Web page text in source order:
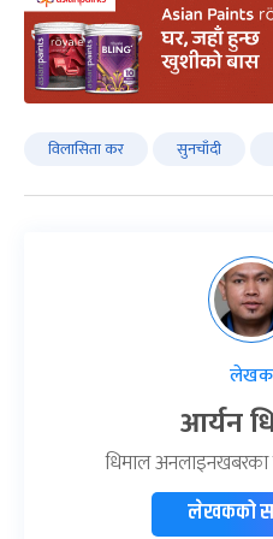
विलासिता कर सुनचाँदी
लेखक
आर्यन
धिमाल अनलाइनखबरका
लेखकको